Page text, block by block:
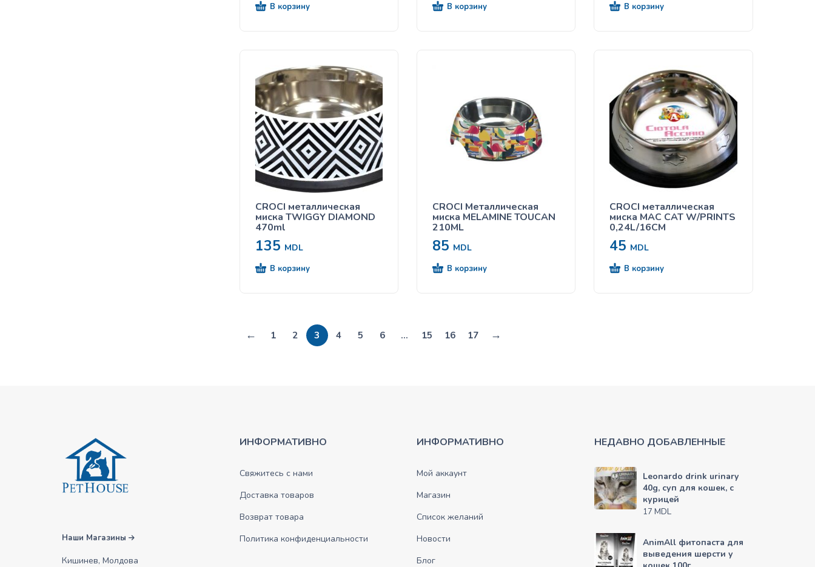
В корзину В корзину В корзину
CROCI металлическая
миска TWIGGY DIAMOND
470ml
135 MDL
В корзину
CROCI Металлическая
миска MELAMINE TOUCAN
210ML
85 MDL
В корзину
CROCI металлическая
миска MAC CAT W/PRINTS
0,24L/16CM
45 MDL
В корзину
← 1 2 3 4 5 6 … 15 16 17 →
Наши Магазины
Кишинев, Молдова
ИНФОРМАТИВНО
Свяжитесь с нами
Доставка товаров
Возврат товара
Политика конфиденциальности
ИНФОРМАТИВНО
Мой аккаунт
Магазин
Список желаний
Новости
Блог
НЕДАВНО ДОБАВЛЕННЫЕ
Leonardo drink urinary
40g, суп для кошек, с
курицей
17 MDL
AnimAll фитопаста для
выведения шерсти у